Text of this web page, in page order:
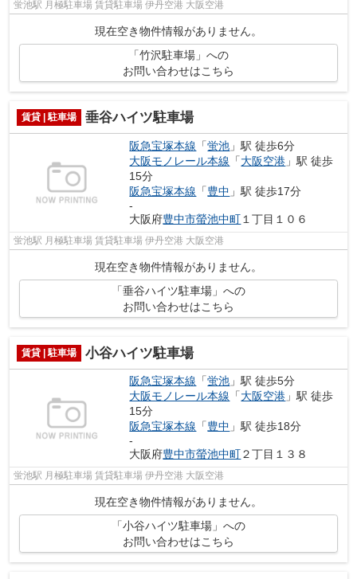
蛍池駅 月極駐車場 賃貸駐車場 伊丹空港 大阪空港
現在空き物件情報がありません。
「竹沢駐車場」への
お問い合わせはこちら
賃貸 | 駐車場 垂谷ハイツ駐車場
阪急宝塚本線 「蛍池 」駅 徒歩6分
大阪モノレール本線 「大阪空港 」駅 徒歩
15分
阪急宝塚本線 「豊中 」駅 徒歩17分
-
大阪府豊中市螢池中町 １丁目１０６
蛍池駅 月極駐車場 賃貸駐車場 伊丹空港 大阪空港
現在空き物件情報がありません。
「垂谷ハイツ駐車場」への
お問い合わせはこちら
賃貸 | 駐車場 小谷ハイツ駐車場
阪急宝塚本線 「蛍池 」駅 徒歩5分
大阪モノレール本線 「大阪空港 」駅 徒歩
15分
阪急宝塚本線 「豊中 」駅 徒歩18分
-
大阪府豊中市螢池中町２丁目１３８
蛍池駅 月極駐車場 賃貸駐車場 伊丹空港 大阪空港
現在空き物件情報がありません。
「小谷ハイツ駐車場」への
お問い合わせはこちら